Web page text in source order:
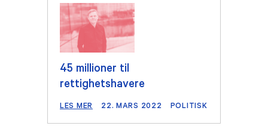
45 millioner til
rettighetshavere
LES MER 22. MARS 2022 POLITISK